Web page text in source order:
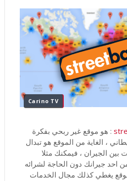
Carino TV
: هو موقع غير ربحي بفكرة
، الغاية من الموقع هو تبدال
بين الجيران ، فيمكنك مثلا
احد جيرانك دون الحاجة لشرائه
يغطي كذلك مجال الخدمات